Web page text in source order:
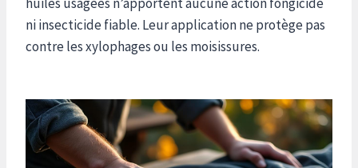
ni insecticide fiable. Leur application ne protège pas
contre les xylophages ou les moisissures.